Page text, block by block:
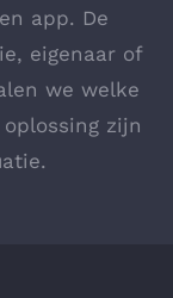
app. De
eigenaar of
we welke
zijn